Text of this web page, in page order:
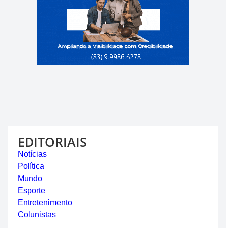
EDITORIAIS
Notícias
Política
Mundo
Esporte
Entretenimento
Colunistas